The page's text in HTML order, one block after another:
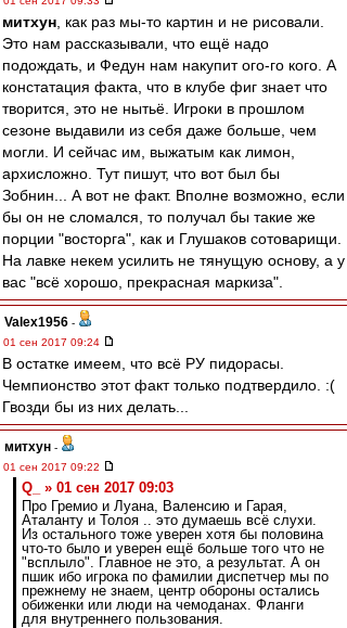
митхун , как раз мы-то картин и не рисовали.
Это нам рассказывали, что ещё надо
подождать, и Федун нам накупит ого-го кого. А
констатация факта, что в клубе фиг знает что
творится, это не нытьё. Игроки в прошлом
сезоне выдавили из себя даже больше, чем
могли. И сейчас им, выжатым как лимон,
архисложно. Тут пишут, что вот был бы
Зобнин... А вот не факт. Вполне возможно, если
бы он не сломался, то получал бы такие же
порции "восторга", как и Глушаков сотоварищи.
На лавке некем усилить не тянущую основу, а у
вас "всё хорошо, прекрасная маркиза".
Valex1956 -
01 сен 2017 09:24
В остатке имеем, что всё РУ пидорасы.
Чемпионство этот факт только подтвердило. :(
Гвозди бы из них делать...
митхун -
01 сен 2017 09:22
Q_ » 01 сен 2017 09:03
Про Гремио и Луана, Валенсию и Гарая,
Аталанту и Толоя .. это думаешь всё слухи.
Из остального тоже уверен хотя бы половина
что-то было и уверен ещё больше того что не
"всплыло". Главное не это, а результат. А он
пшик ибо игрока по фамилии диспетчер мы по
прежнему не знаем, центр обороны остались
обиженки или люди на чемоданах. Фланги
для внутреннего пользования.